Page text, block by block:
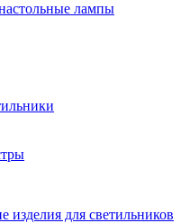
лампы
для светильников